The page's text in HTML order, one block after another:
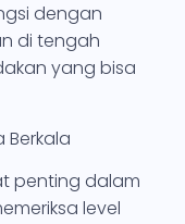
dengan
di tengah
yang bisa
Berkala
penting dalam
level